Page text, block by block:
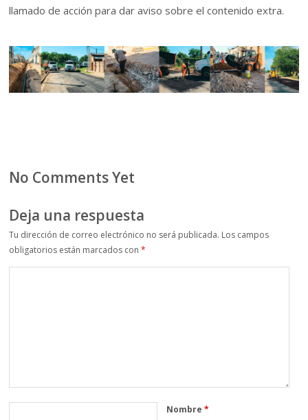
llamado de acción para dar aviso sobre el contenido extra.
No Comments Yet
Deja una respuesta
Tu dirección de correo electrónico no será publicada. Los campos
obligatorios están marcados con*
Nombre*